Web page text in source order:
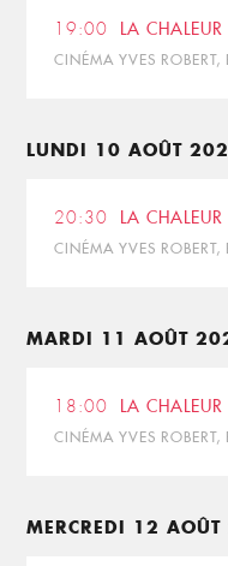
19:00 LA CHALEUR
CINÉMA YVES ROBERT,
LUNDI 10 AOÛT
20:30 LA CHALEUR
CINÉMA YVES ROBERT,
MARDI 11 AOÛT
18:00 LA CHALEUR
CINÉMA YVES ROBERT,
MERCREDI 12